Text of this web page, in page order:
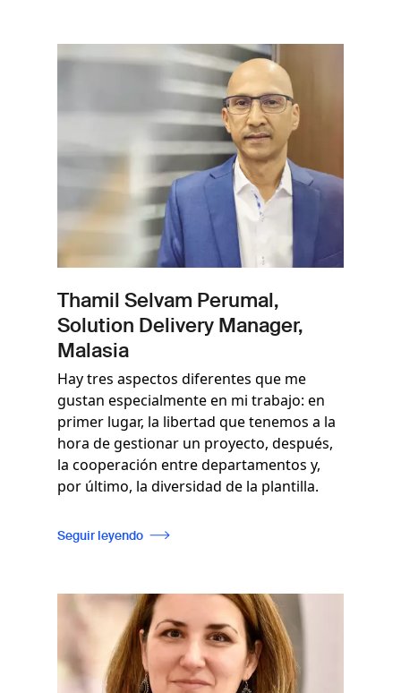
Imagen
Thamil Selvam Perumal,
Solution Delivery Manager,
Malasia
Hay tres aspectos diferentes que me
gustan especialmente en mi trabajo: en
primer lugar, la libertad que tenemos a la
hora de gestionar un proyecto, después,
la cooperación entre departamentos y,
por último, la diversidad de la plantilla.
Seguir leyendo
Imagen